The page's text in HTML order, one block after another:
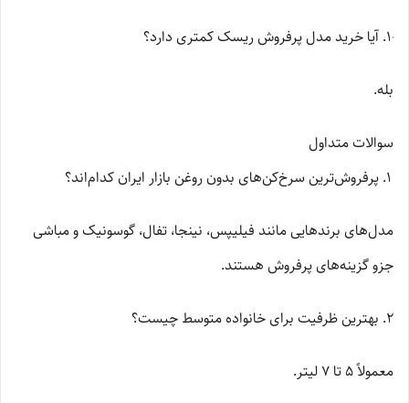
آیا خرید مدل پرفروش ریسک کمتری دارد؟
بله.
سوالات متداول
پرفروش‌ترین سرخ‌کن‌های بدون روغن بازار ایران کدام‌اند؟
مدل‌های برندهایی مانند فیلیپس، نینجا، تفال، گوسونیک و مباشی
جزو گزینه‌های پرفروش هستند.
بهترین ظرفیت برای خانواده متوسط چیست؟
معمولاً 5 تا 7 لیتر.